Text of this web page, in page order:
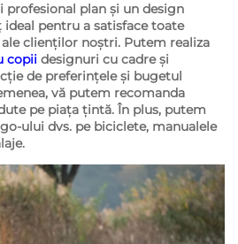
profesional plan și un design
pentru a satisface toate
clienților noștri. Putem realiza
copii designuri cu cadre și
de preferințele și bugetul
vă putem recomanda
pe piața țintă. În plus, putem
ului dvs. pe biciclete, manualele